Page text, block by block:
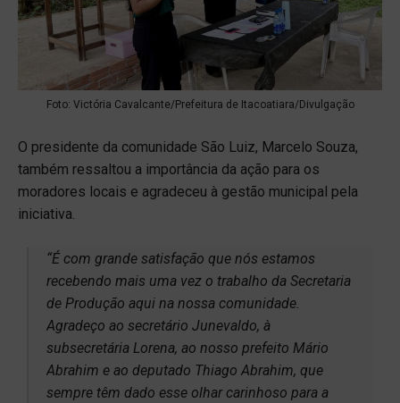
Foto: Victória Cavalcante/Prefeitura de Itacoatiara/Divulgação
O presidente da comunidade São Luiz, Marcelo Souza,
também ressaltou a importância da ação para os
moradores locais e agradeceu à gestão municipal pela
iniciativa.
“É com grande satisfação que nós estamos
recebendo mais uma vez o trabalho da Secretaria
de Produção aqui na nossa comunidade.
Agradeço ao secretário Junevaldo, à
subsecretária Lorena, ao nosso prefeito Mário
Abrahim e ao deputado Thiago Abrahim, que
sempre têm dado esse olhar carinhoso para a